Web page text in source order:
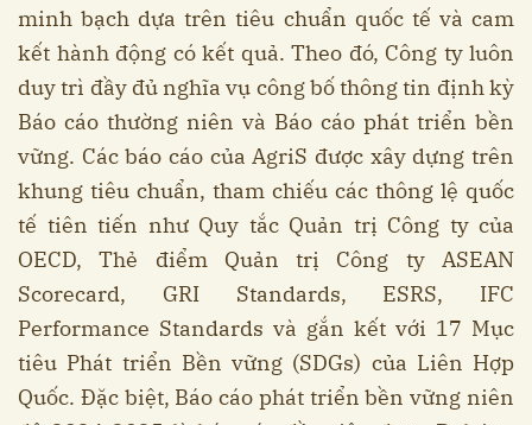
minh bạch dựa trên tiêu chuẩn quốc tế và cam
kết hành động có kết quả. Theo đó, Công ty luôn
duy trì đầy đủ nghĩa vụ công bố thông tin định kỳ
Báo cáo thường niên và Báo cáo phát triển bền
vững. Các báo cáo của AgriS được xây dựng trên
khung tiêu chuẩn, tham chiếu các thông lệ quốc
tế tiên tiến như Quy tắc Quản trị Công ty của
OECD, Thẻ điểm Quản trị Công ty ASEAN
Scorecard, GRI Standards, ESRS, IFC
Performance Standards và gắn kết với 17 Mục
tiêu Phát triển Bền vững (SDGs) của Liên Hợp
Quốc. Đặc biệt, Báo cáo phát triển bền vững niên